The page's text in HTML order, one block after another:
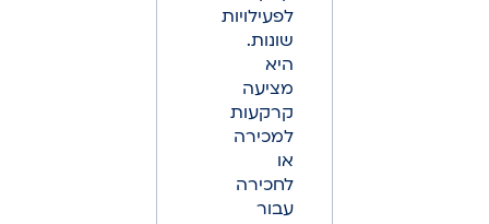
לפעילויות
שונות.
היא
מציעה
קרקעות
למכירה
או
לחכירה
עבור